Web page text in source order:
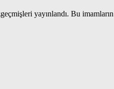
yayınlandı. Bu